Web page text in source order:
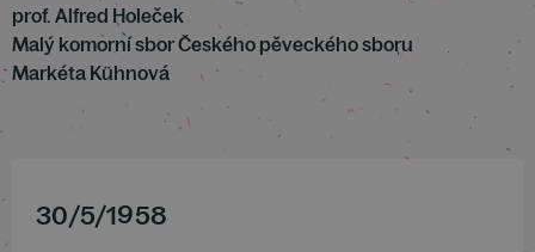
prof. Alfred Holeček
Malý komorní sbor Českého pěveckého sboru
Markéta Kühnová
30/5/1958